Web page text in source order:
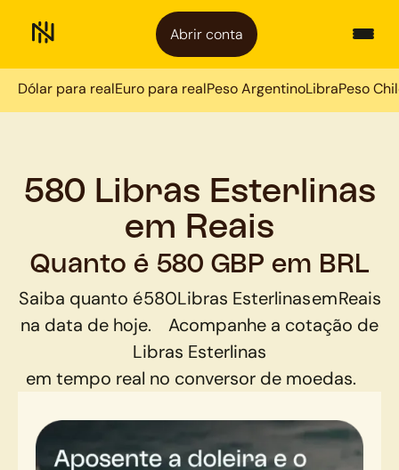
Abrir conta
Dólar para realEuro para realPeso ArgentinoLibraPeso
580 Libras Esterlinas
em Reais
Quanto é 580 GBP em BRL
Saiba quanto é580Libras EsterlinasemReais
na data de hoje.
Acompanhe a cotação de
Libras Esterlinas
em tempo real no conversor de moedas.